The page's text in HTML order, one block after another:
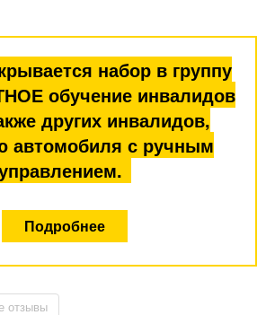
набор в группу
обучение инвалидов
других инвалидов,
автомобиля с ручным
Подробнее
отзывы